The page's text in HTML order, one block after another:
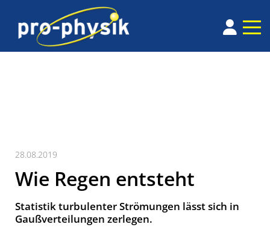
28.08.2019
Wie Regen entsteht
Statistik turbulenter Strömungen lässt sich in
Gaußverteilungen zerlegen.